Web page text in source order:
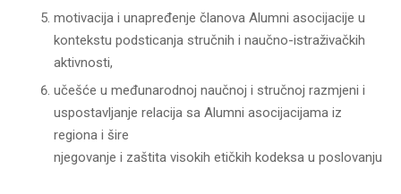
motivacija i unapređenje članova Alumni asocijacije u
kontekstu podsticanja stručnih i naučno-istraživačkih
aktivnosti,
učešće u međunarodnoj naučnoj i stručnoj razmjeni i
uspostavljanje relacija sa Alumni asocijacijama iz
regiona i šire
njegovanje i zaštita visokih etičkih kodeksa u poslovanju